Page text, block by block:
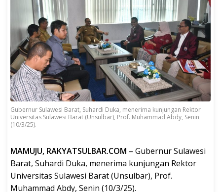
Gubernur Sulawesi Barat, Suhardi Duka, menerima kunjungan Rektor
Universitas Sulawesi Barat (Unsulbar), Prof. Muhammad Abdy, Senin
(10/3/25).
MAMUJU, RAKYATSULBAR.COM – Gubernur Sulawesi
Barat, Suhardi Duka, menerima kunjungan Rektor
Universitas Sulawesi Barat (Unsulbar), Prof.
Muhammad Abdy, Senin (10/3/25).